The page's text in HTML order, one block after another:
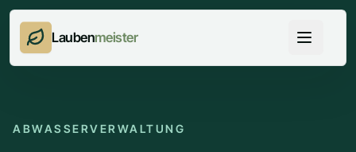
Laubenmeister
ABWASSERVERWALTUNG